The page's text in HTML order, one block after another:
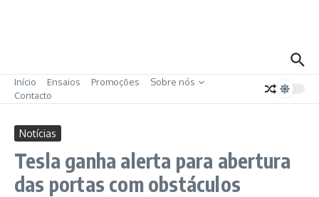
Início Ensaios Promoções
Sobre nós
Contacto
Notícias
Tesla ganha alerta para abertura
das portas com obstáculos